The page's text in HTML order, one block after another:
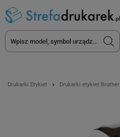
Drukarki Etykiet Drukarki etykiet Brother